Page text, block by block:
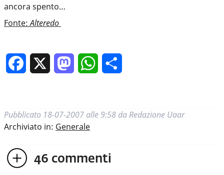
ancora spento…
Fonte:Alteredo
Facebook MastodonWhatsApp
Pubblicato 18-07-2007 alle 9:58 da Redazione Uaar
Archiviato in: Generale
46 commenti